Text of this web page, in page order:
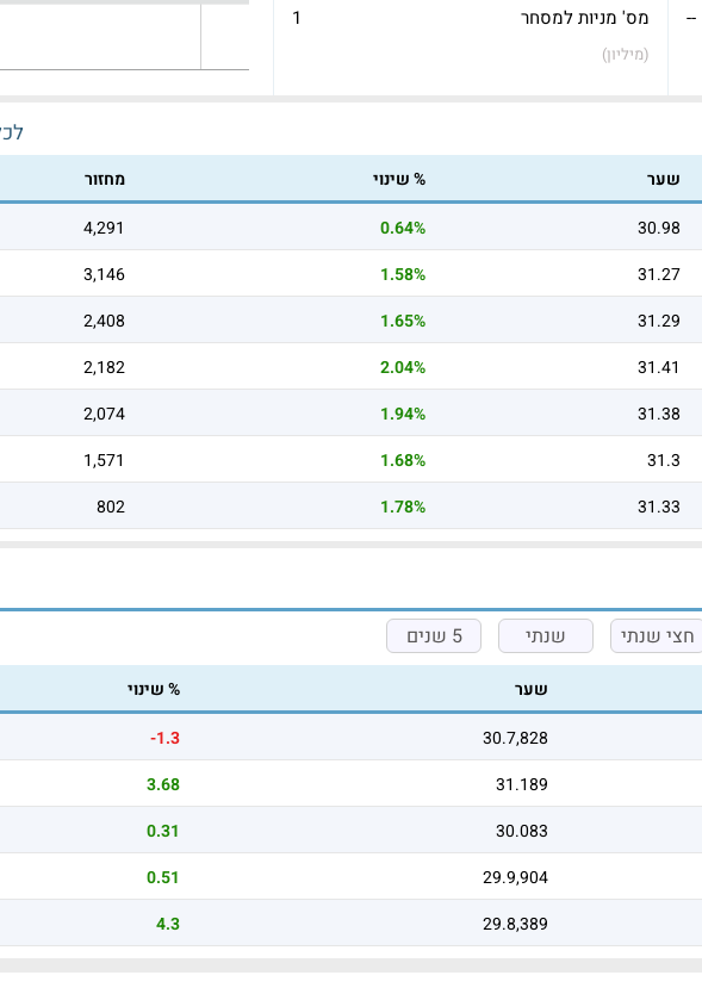
--
מס' מניות למסחר
(מיליון)
1
שער % שינוי
מחזור
30.98
0.64%
4,291
31.27
1.58%
3,146
31.29
1.65%
2,408
31.41
2.04%
2,182
31.38
1.94%
2,074
31.3
1.68%
1,571
31.33
1.78%
802
חצי שנתי שנתי 5 שנים
שער
% שינוי
30.7,828
-1.3
31.189
3.68
30.083
0.31
29.9,904
0.51
29.8,389
4.3